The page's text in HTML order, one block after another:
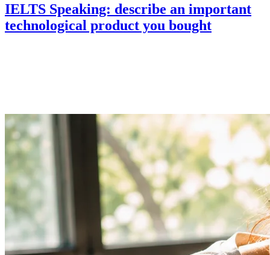
IELTS Speaking: describe an important
technological product you bought